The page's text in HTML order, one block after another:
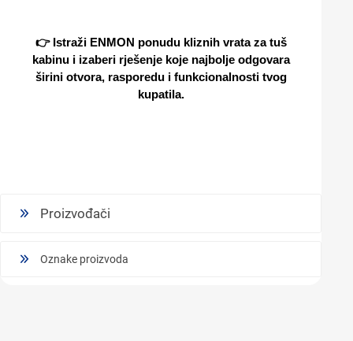
👉 Istraži ENMON ponudu kliznih vrata za tuš
kabinu i izaberi rješenje koje najbolje odgovara
širini otvora, rasporedu i funkcionalnosti tvog
kupatila.
Proizvođači
Oznake proizvoda